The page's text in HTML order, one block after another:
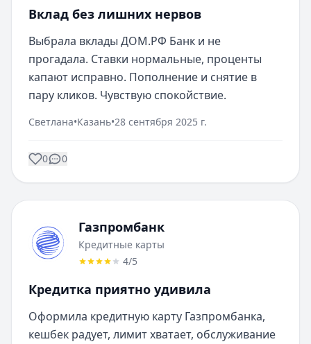
Вклад без лишних нервов
Выбрала вклады ДОМ.РФ Банк и не
прогадала. Ставки нормальные, проценты
капают исправно. Пополнение и снятие в
пару кликов. Чувствую спокойствие.
Светлана•Казань•28 сентября 2025 г.
0 0
Газпромбанк
Кредитные карты
4/5
Кредитка приятно удивила
Оформила кредитную карту Газпромбанка,
кешбек радует, лимит хватает, обслуживание